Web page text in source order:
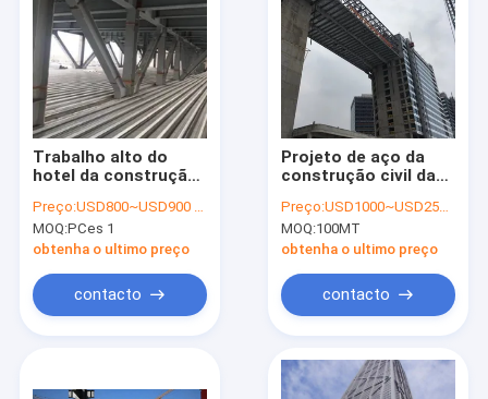
Trabalho alto do
hotel da construção
construção de aço
de Q345b
Preço:USD800~USD900 per ton
MOQ:PCes 1
obtenha o ultimo preço
contacto
Projeto de aço da
construção civil da
comercial do
escritório
Preço:USD1000~USD2500 per ton
MOQ:100MT
obtenha o ultimo preço
contacto